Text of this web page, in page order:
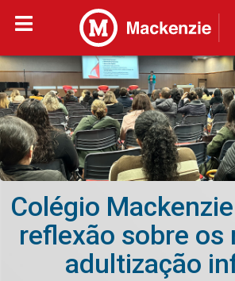
Colégio
reflexão sobre os
adultização